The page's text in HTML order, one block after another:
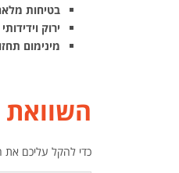
בטיחות
ירוק
מינימום
כדי להקל עליכם את